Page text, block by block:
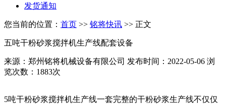
发货通知
您当前的位置： 首页 >> 铭将快讯 >> 正文
五吨干粉砂浆搅拌机生产线配套设备
来源：郑州铭将机械设备有限公司 发布时间：2022-05-06 浏
览次数：1883次
5吨干粉砂浆搅拌机生产线一套完整的干粉砂浆生产线不仅仅